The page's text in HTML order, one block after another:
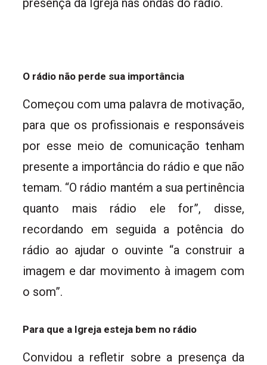
presença da Igreja nas ondas do rádio.
O rádio não perde sua importância
Começou com uma palavra de motivação,
para que os profissionais e responsáveis
por esse meio de comunicação tenham
presente a importância do rádio e que não
temam. “O rádio mantém a sua pertinência
quanto mais rádio ele for”, disse,
recordando em seguida a potência do
rádio ao ajudar o ouvinte “a construir a
imagem e dar movimento à imagem com
o som”.
Para que a Igreja esteja bem no rádio
Convidou a refletir sobre a presença da